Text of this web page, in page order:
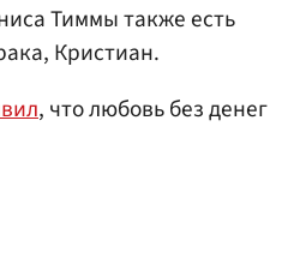
Тиммы также есть
Кристиан.
, что любовь без денег